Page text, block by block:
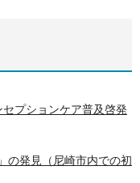
セプションケア普及啓発
の発見（尼崎市内での初